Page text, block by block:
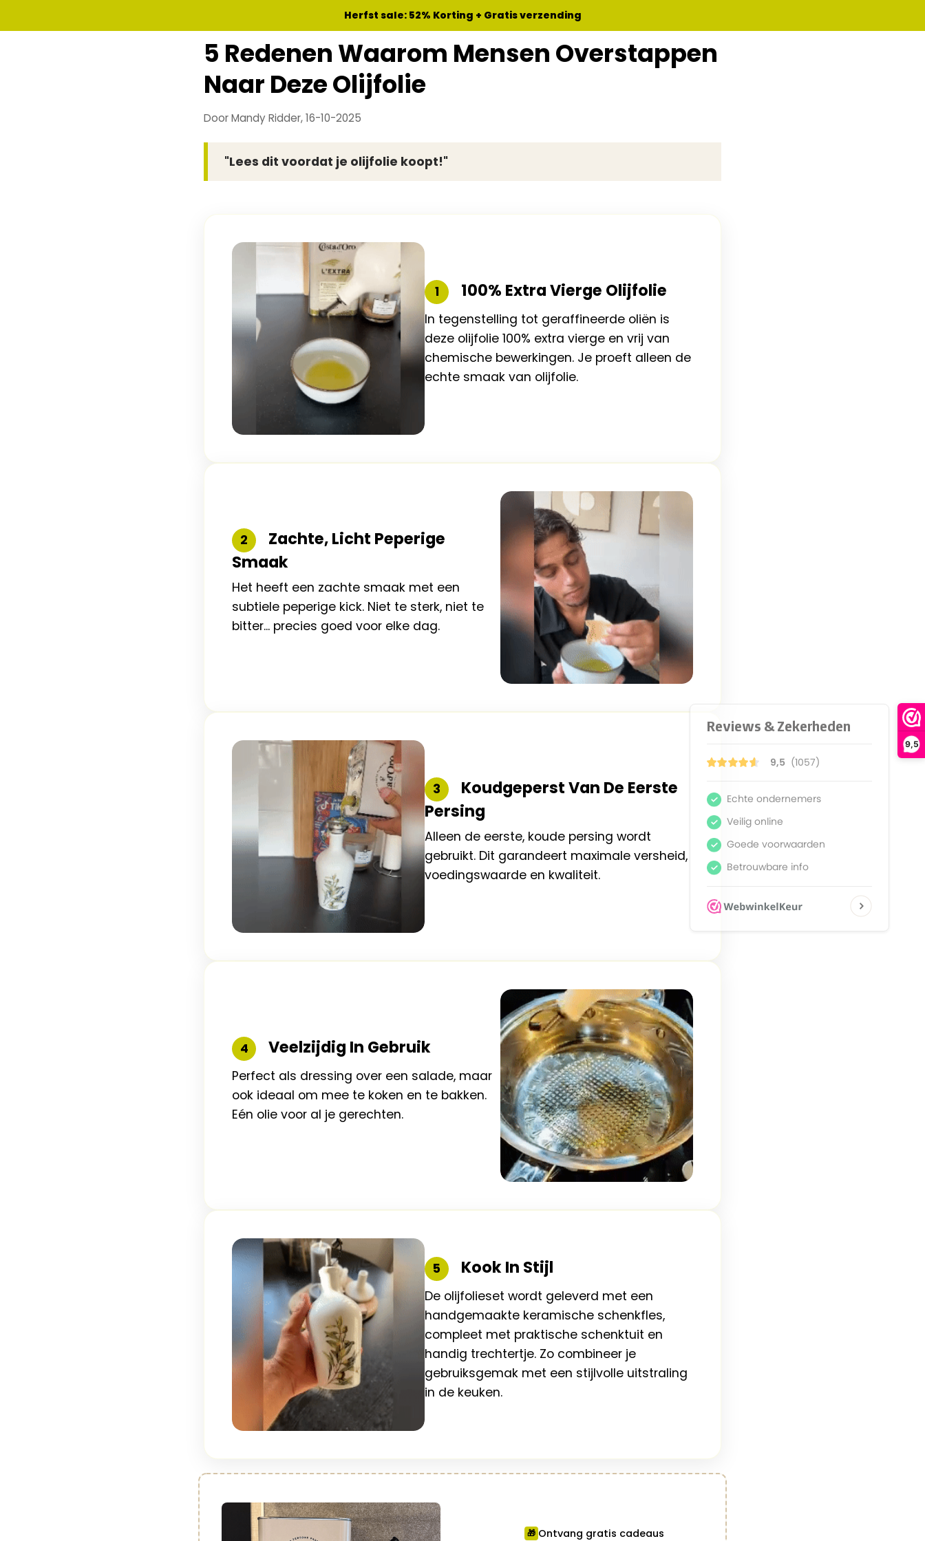
9,5
Herfst sale: 52% Korting + Gratis verzending
5 Redenen Waarom Mensen Overstappen
Naar Deze Olijfolie
Door Mandy Ridder, 16-10-2025
"Lees dit voordat je olijfolie koopt!"
1 100% Extra Vierge Olijfolie
In tegenstelling tot geraffineerde oliën is
deze olijfolie 100% extra vierge en vrij van
chemische bewerkingen. Je proeft alleen de
echte smaak van olijfolie.
2
Zachte, Licht Peperige
Smaak
Het heeft een zachte smaak met een
subtiele peperige kick. Niet te sterk, niet te
bitter... precies goed voor elke dag.
3
Koudgeperst Van De Eerste
Persing
Alleen de eerste, koude persing wordt
gebruikt. Dit garandeert maximale versheid,
voedingswaarde en kwaliteit.
4 Veelzijdig In Gebruik
Perfect als dressing over een salade, maar
ook ideaal om mee te koken en te bakken.
Eén olie voor al je gerechten.
5 Kook In Stijl
De olijfolieset wordt geleverd met een
handgemaakte keramische schenkfles,
compleet met praktische schenktuit en
handig trechtertje. Zo combineer je
gebruiksgemak met een stijlvolle uitstraling
in de keuken.
🎁 Ontvang gratis cadeaus